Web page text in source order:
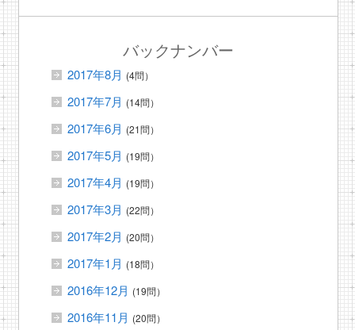
バックナンバー
2017年8月 (4問）
2017年7月 (14問）
2017年6月 (21問）
2017年5月 (19問）
2017年4月 (19問）
2017年3月 (22問）
2017年2月 (20問）
2017年1月 (18問）
2016年12月 (19問）
2016年11月 (20問）